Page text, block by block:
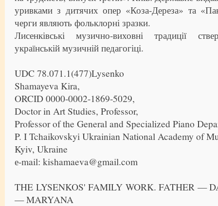
уривками з дитячих опер «Коза-Дереза» та
черги являють фольклорні зразки.
Лисенківські музично-виховні традиції
українській музичній педагогіці.
UDC 78.071.1(477)Lysenko
Shamayeva Kira,
ORCID 0000-0002-1869-5029,
Doctor in Art Studies, Professor,
Professor of the General and Specialized Piano
P. I Tchaikovskyі Ukrainian National Academy of
Kyiv, Ukraine
е-mail: kishamaeva@gmail.com
THE LYSENKOS' FAMILY WORK. FATHER —
— MARYANA